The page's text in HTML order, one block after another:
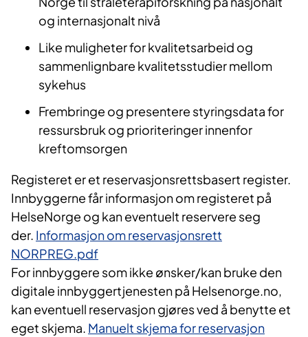
og internasjonalt nivå
Like muligheter for kvalitetsarbeid og
sammenlignbare kvalitetsstudier mellom
sykehus
Frembringe og presentere styringsdata for
ressursbruk og prioriteringer innenfor
kreftomsorgen
Registeret er et reservasjonsrettsbasert register.
Innbyggerne får informasjon om registeret på
HelseNorge og kan eventuelt reservere seg
der. Informasjon om reservasjonsrett
NORPREG.pdf
For innbyggere som ikke ønsker/kan bruke den
digitale innbyggertjenesten på Helsenorge.no,
kan eventuell reservasjon gjøres ved å benytte et
eget skjema. Manuelt skjema for reservasjon